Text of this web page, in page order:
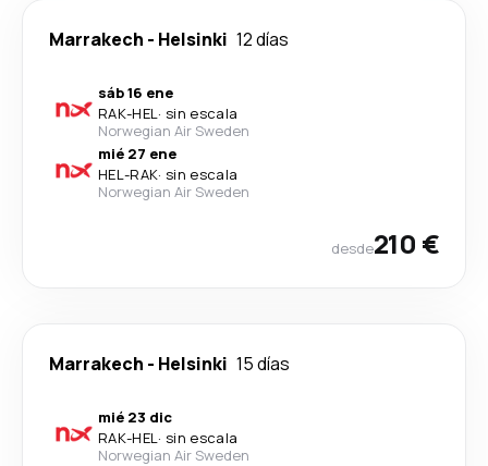
Marrakech - Helsinki 12 días
sáb 16 ene
RAK-HEL· sin escala
Norwegian Air Sweden
mié 27 ene
HEL-RAK· sin escala
Norwegian Air Sweden
desde210 €
Marrakech - Helsinki 15 días
mié 23 dic
RAK-HEL· sin escala
Norwegian Air Sweden